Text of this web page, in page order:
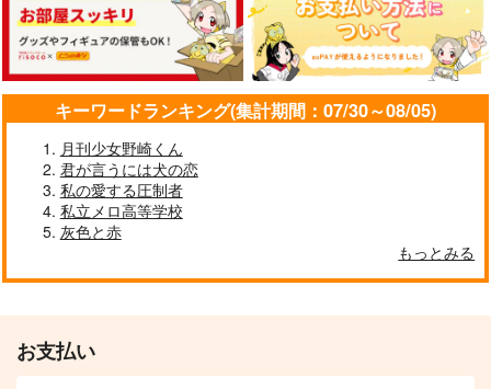
サンプル
作品詳細
サンプル
作品詳細
サンプル
作品詳細
Melt On Ice
れって恋じゃん
夏の残像
鳴海弦×保科宗四郎
B級CPU
専売 1,650円（税込）
Baby has come!!
鳴海弦×保科宗四郎
キーワードランキング(集計期間：07/30～08/05)
月刊少女野崎くん
君が言うには犬の恋
私の愛する圧制者
私立メロ高等学校
灰色と赤
もっとみる
お支払い